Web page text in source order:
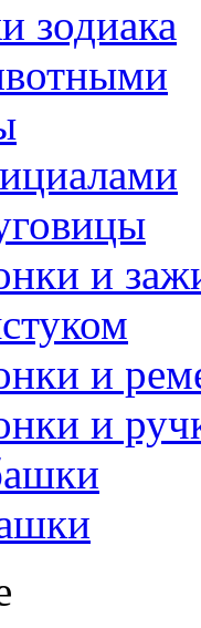
зодиака
и
и
и